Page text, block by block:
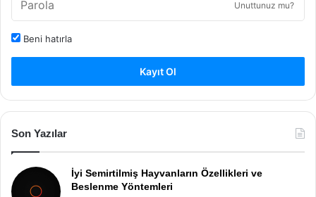
Unuttunuz mu?
Beni hatırla
Kayıt Ol
Son Yazılar
İyi Semirtilmiş Hayvanların Özellikleri ve
Beslenme Yöntemleri